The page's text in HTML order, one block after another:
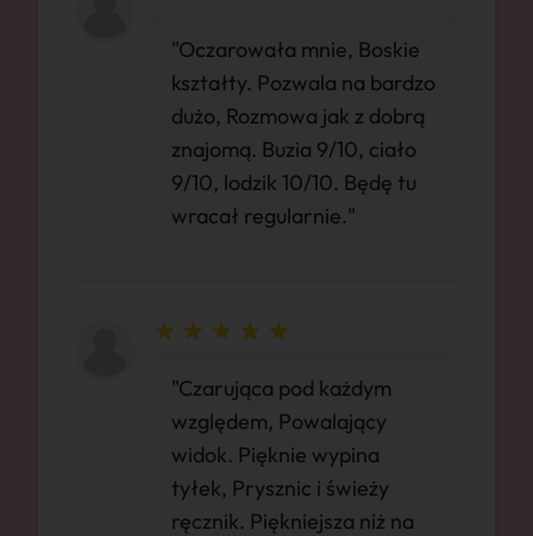
"Oczarowała mnie, Boskie
kształty. Pozwala na bardzo
dużo, Rozmowa jak z dobrą
znajomą. Buzia 9/10, ciało
9/10, lodzik 10/10. Będę tu
wracał regularnie."
"Czarująca pod każdym
względem, Powalający
widok. Pięknie wypina
tyłek, Prysznic i świeży
ręcznik. Piękniejsza niż na